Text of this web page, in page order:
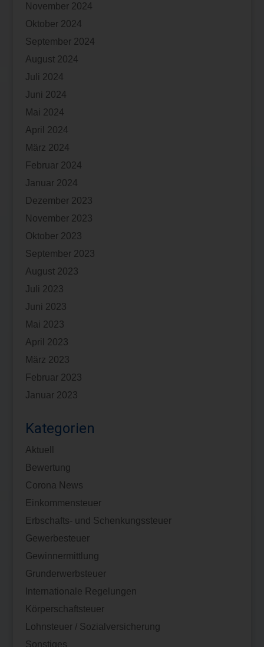
November 2024
Oktober 2024
September 2024
August 2024
Juli 2024
Juni 2024
Mai 2024
April 2024
März 2024
Februar 2024
Januar 2024
Dezember 2023
November 2023
Oktober 2023
September 2023
August 2023
Juli 2023
Juni 2023
Mai 2023
April 2023
März 2023
Februar 2023
Januar 2023
Kategorien
Aktuell
Bewertung
Corona News
Einkommensteuer
Erbschafts- und Schenkungssteuer
Gewerbesteuer
Gewinnermittlung
Grunderwerbsteuer
Internationale Regelungen
Körperschaftsteuer
Lohnsteuer / Sozialversicherung
Sonstiges